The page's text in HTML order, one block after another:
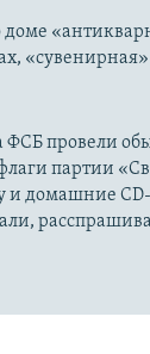
«сувенирная»
ФСБ провели
партии
и домашние